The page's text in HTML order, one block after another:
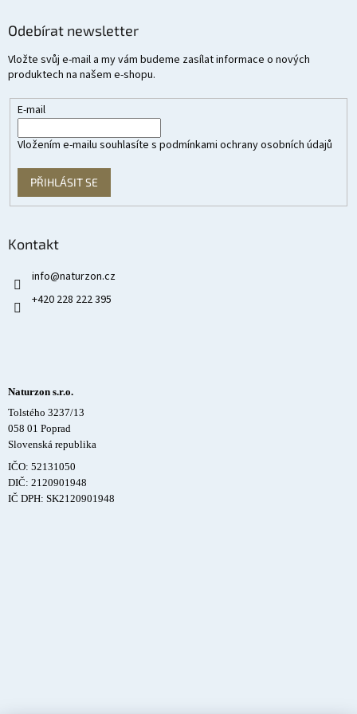
Odebírat newsletter
Vložte svůj e-mail a my vám budeme zasílat informace o nových
produktech na našem e-shopu.
E-mail
Vložením e-mailu souhlasíte s podmínkami ochrany osobních údajů
PŘIHLÁSIT SE
Kontakt
info@naturzon.cz
+420 228 222 395
Naturzon s.r.o.
Tolstého 3237/13
058 01 Poprad
Slovenská republika
IČO: 52131050
DIČ: 2120901948
IČ DPH: SK2120901948